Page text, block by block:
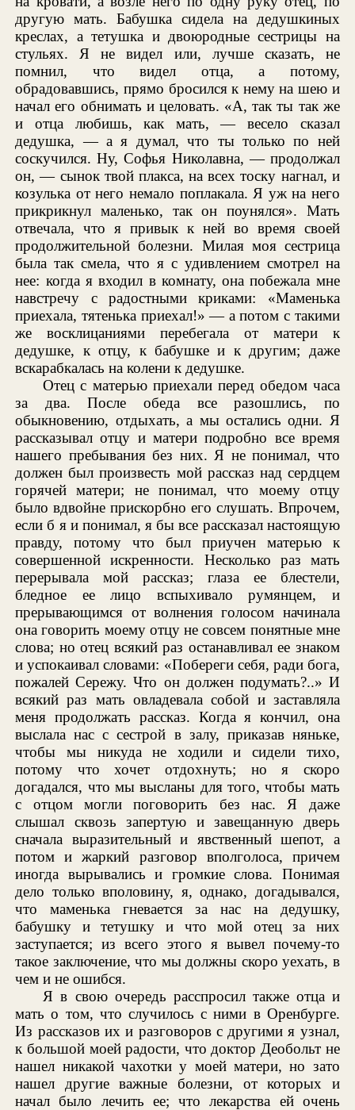
другую мать. Бабушка сидела на дедушкиных
креслах, а тетушка и двоюродные сестрицы на
стульях. Я не видел или, лучше сказать, не
помнил, что видел отца, а потому,
обрадовавшись, прямо бросился к нему на шею и
начал его обнимать и целовать. «А, так ты так же
и отца любишь, как мать, — весело сказал
дедушка, — а я думал, что ты только по ней
соскучился. Ну, Софья Николавна, — продолжал
он, — сынок твой плакса, на всех тоску нагнал, и
козулька от него немало поплакала. Я уж на него
прикрикнул маленько, так он поунялся». Мать
отвечала, что я привык к ней во время своей
продолжительной болезни. Милая моя сестрица
была так смела, что я с удивлением смотрел на
нее: когда я входил в комнату, она побежала мне
навстречу с радостными криками: «Маменька
приехала, тятенька приехал!» — а потом с такими
же восклицаниями перебегала от матери к
дедушке, к отцу, к бабушке и к другим; даже
вскарабкалась на колени к дедушке.
Отец с матерью приехали перед обедом часа
за два. После обеда все разошлись, по
обыкновению, отдыхать, а мы остались одни. Я
рассказывал отцу и матери подробно все время
нашего пребывания без них. Я не понимал, что
должен был произвесть мой рассказ над сердцем
горячей матери; не понимал, что моему отцу
было вдвойне прискорбно его слушать. Впрочем,
если б я и понимал, я бы все рассказал настоящую
правду, потому что был приучен матерью к
совершенной искренности. Несколько раз мать
перерывала мой рассказ; глаза ее блестели,
бледное ее лицо вспыхивало румянцем, и
прерывающимся от волнения голосом начинала
она говорить моему отцу не совсем понятные мне
слова; но отец всякий раз останавливал ее знаком
и успокаивал словами: «Побереги себя, ради бога,
пожалей Сережу. Что он должен подумать?..» И
всякий раз мать овладевала собой и заставляла
меня продолжать рассказ. Когда я кончил, она
выслала нас с сестрой в залу, приказав няньке,
чтобы мы никуда не ходили и сидели тихо,
потому что хочет отдохнуть; но я скоро
догадался, что мы высланы для того, чтобы мать
с отцом могли поговорить без нас. Я даже
слышал сквозь запертую и завещанную дверь
сначала выразительный и явственный шепот, а
потом и жаркий разговор вполголоса, причем
иногда вырывались и громкие слова. Понимая
дело только вполовину, я, однако, догадывался,
что маменька гневается за нас на дедушку,
бабушку и тетушку и что мой отец за них
заступается; из всего этого я вывел почему-то
такое заключение, что мы должны скоро уехать, в
чем и не ошибся.
Я в свою очередь расспросил также отца и
мать о том, что случилось с ними в Оренбурге.
Из рассказов их и разговоров с другими я узнал,
к большой моей радости, что доктор Деобольт не
нашел никакой чахотки у моей матери, но зато
нашел другие важные болезни, от которых и
начал было лечить ее; что лекарства ей очень